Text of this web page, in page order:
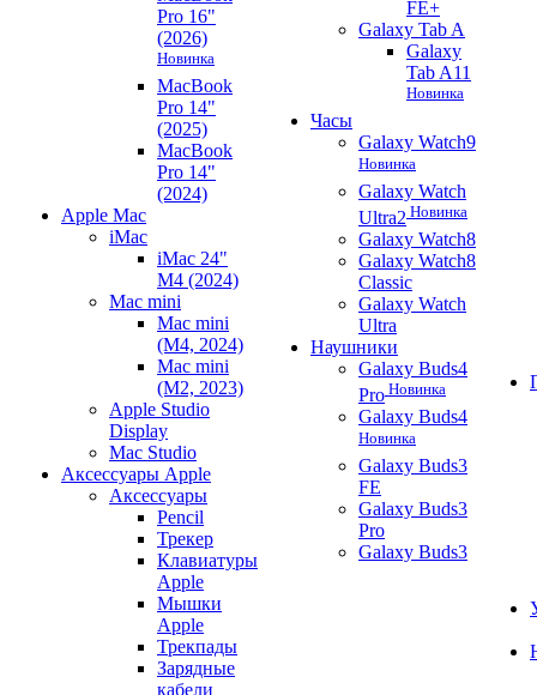
Pro 16"
(2026)
Новинка
MacBook
Pro 14"
(2025)
MacBook
Pro 14"
(2024)
Apple Mac
iMac
iMac 24"
M4 (2024)
Mac mini
Mac mini
(M4, 2024)
Mac mini
(M2, 2023)
Apple Studio
Display
Mac Studio
Аксессуары Apple
Аксессуары
Pencil
Трекер
Клавиатуры
Apple
Мышки
Apple
Трекпады
Зарядные
кабели
FE+
Galaxy Tab A
Galaxy
Tab A11
Новинка
Часы
Galaxy Watch9
Новинка
Galaxy Watch
Ultra2 Новинка
Galaxy Watch8
Galaxy Watch8
Classic
Galaxy Watch
Ultra
Наушники
Galaxy Buds4
Pro Новинка
Galaxy Buds4
Новинка
Galaxy Buds3
FE
Galaxy Buds3
Pro
Galaxy Buds3